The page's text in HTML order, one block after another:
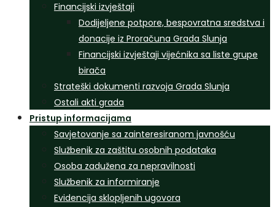
Financijski izvještaji
Dodijeljene potpore, bespovratna sredstva i
donacije iz Proračuna Grada Slunja
Financijski izvještaji vijećnika sa liste grupe
birača
Strateški dokumenti razvoja Grada Slunja
Ostali akti grada
Pristup informacijama
Savjetovanje sa zainteresiranom javnošću
Službenik za zaštitu osobnih podataka
Osoba zadužena za nepravilnosti
Službenik za informiranje
Evidencija sklopljenih ugovora